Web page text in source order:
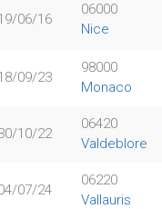
06/16
06000
Nice
09/23
98000
Monaco
10/22
06420
Valdeblore
07/24
06220
Vallauris